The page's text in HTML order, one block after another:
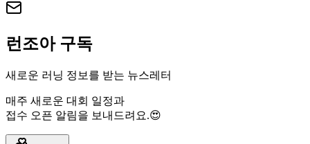
런조아 구독
새로운 러닝 정보를 받는 뉴스레터
매주 새로운 대회 일정과
접수 오픈 알림을 보내드려요.😍